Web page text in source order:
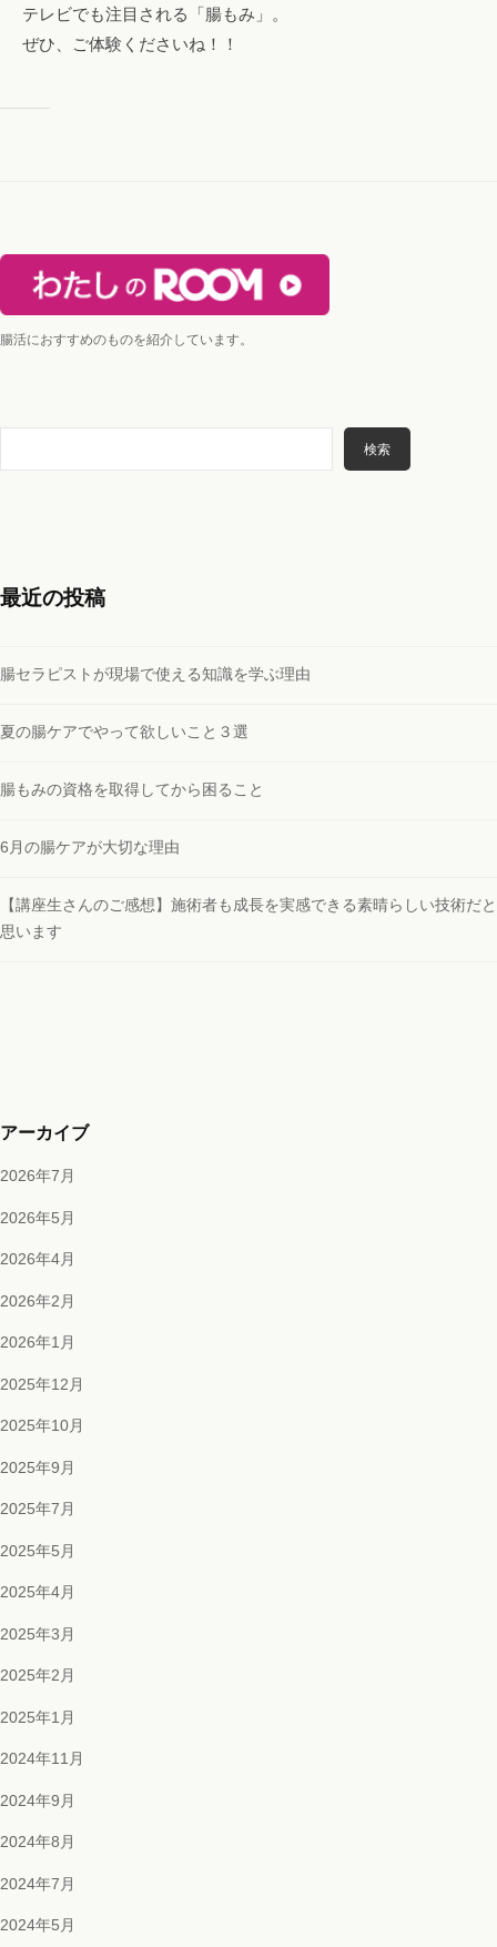
テレビでも注目される「腸もみ」。
ぜひ、ご体験くださいね！！
腸活におすすめのものを紹介しています。
索
検索
最近の投稿
腸セラピストが現場で使える知識を学ぶ理由
夏の腸ケアでやって欲しいこと３選
腸もみの資格を取得してから困ること
6月の腸ケアが大切な理由
【講座生さんのご感想】施術者も成長を実感できる素晴らしい技術だと
思います
アーカイブ
2026年7月
2026年5月
2026年4月
2026年2月
2026年1月
2025年12月
2025年10月
2025年9月
2025年7月
2025年5月
2025年4月
2025年3月
2025年2月
2025年1月
2024年11月
2024年9月
2024年8月
2024年7月
2024年5月